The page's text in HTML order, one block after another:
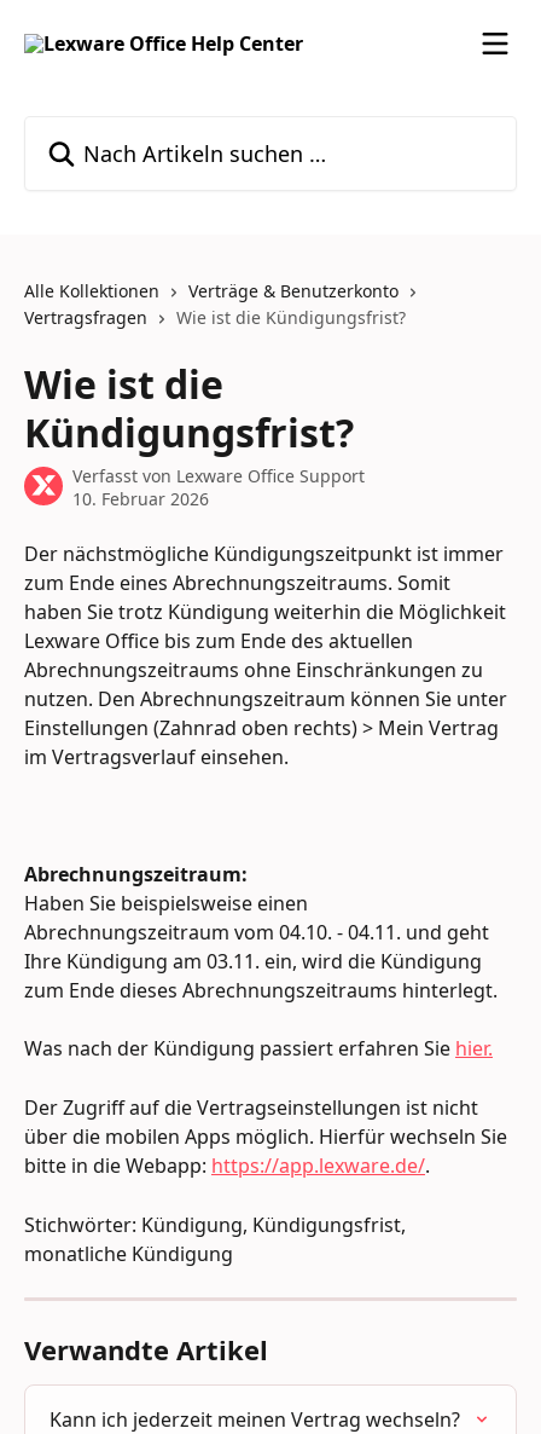
Alle Kollektionen
Verträge & Benutzerkonto
Vertragsfragen
Wie ist die Kündigungsfrist?
Wie ist die
Kündigungsfrist?
Verfasst von Lexware Office Support
10. Februar 2026
Der nächstmögliche Kündigungszeitpunkt ist immer
zum Ende eines Abrechnungszeitraums. Somit
haben Sie trotz Kündigung weiterhin die Möglichkeit
Lexware Office bis zum Ende des aktuellen
Abrechnungszeitraums ohne Einschränkungen zu
nutzen. Den Abrechnungszeitraum können Sie unter
Einstellungen (Zahnrad oben rechts) > Mein Vertrag
im Vertragsverlauf einsehen.
Abrechnungszeitraum:
Haben Sie beispielsweise einen
Abrechnungszeitraum vom 04.10. - 04.11. und geht
Ihre Kündigung am 03.11. ein, wird die Kündigung
zum Ende dieses Abrechnungszeitraums hinterlegt.
Was nach der Kündigung passiert erfahren Sie hier.
Der Zugriff auf die Vertragseinstellungen ist nicht
über die mobilen Apps möglich. Hierfür wechseln Sie
bitte in die Webapp: https://app.lexware.de/.
Stichwörter: Kündigung, Kündigungsfrist,
monatliche Kündigung
Verwandte Artikel
Kann ich jederzeit meinen Vertrag wechseln?